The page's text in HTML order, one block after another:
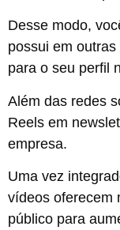
Desse modo,
possui em
para o seu perfil
Além das redes
Reels em
empresa.
Uma vez
vídeos oferecem
público para